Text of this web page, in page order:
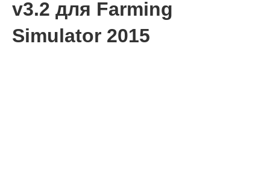
v3.2 для Farming
Simulator 2015